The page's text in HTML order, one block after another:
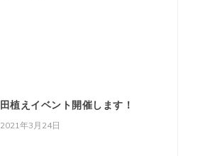
田植えイベント開催します！
2021年3月24日